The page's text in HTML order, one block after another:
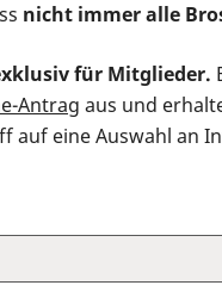
nicht immer alle
für Mitglieder.
Antrag aus und
auf eine Auswahl an